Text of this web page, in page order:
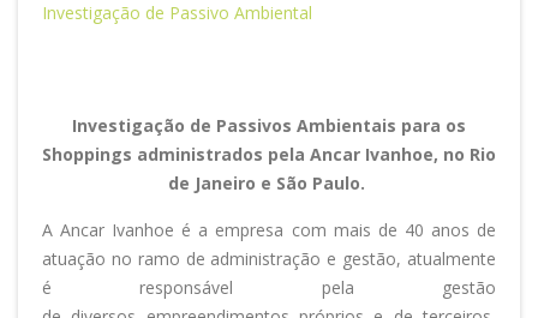
Investigação de Passivo Ambiental
Investigação de Passivos Ambientais para os
Shoppings administrados pela Ancar Ivanhoe, no Rio
de Janeiro e São Paulo.
AAncar Ivanhoe é a empresa com mais de 40 anos de
atuação no ramo de administração e gestão, atualmente
éresponsável pela
gestão